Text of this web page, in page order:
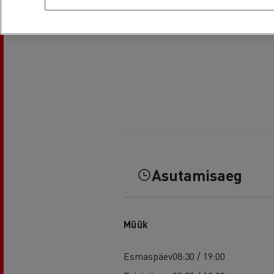
Asutamisaeg
Müük
Esmaspäev08:30 / 19:00